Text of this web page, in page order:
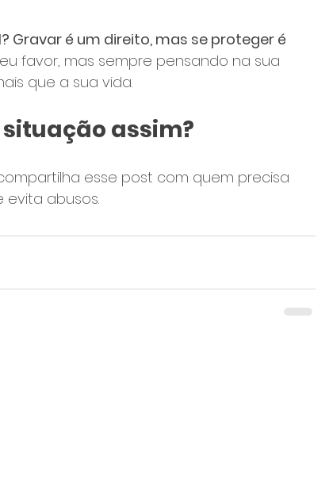
Gravar é um direito, mas se proteger é
favor, mas sempre pensando na sua
que a sua vida.
assim?
esse post com quem precisa
evita abusos.